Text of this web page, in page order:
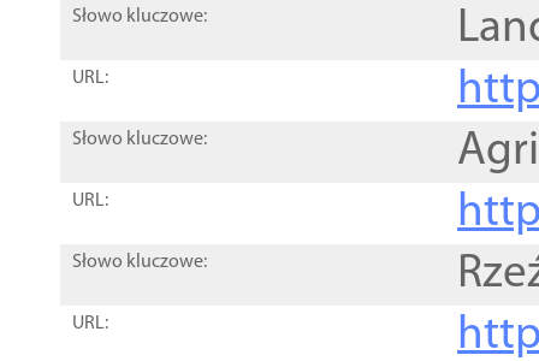
Słowo kluczowe:
URL:
Słowo kluczowe:
URL:
Słowo kluczowe:
URL: